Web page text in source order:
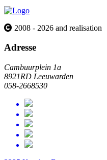
2008 - 2026 and realisation
Adresse
Cambuurplein 1a
8921RD Leeuwarden
058-2668530